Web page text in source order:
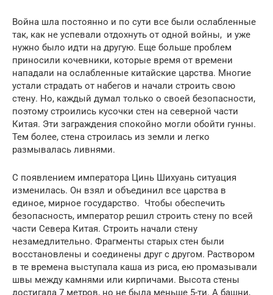
Война шла постоянно и по сути все были ослабленные
так, как не успевали отдохнуть от одной войны, и уже
нужно было идти на другую. Еще больше проблем
приносили кочевники, которые время от времени
нападали на ослабленные китайские царства. Многие
устали страдать от набегов и начали строить свою
стену. Но, каждый думал только о своей безопасности,
поэтому строились кусочки стен на северной части
Китая. Эти заграждения спокойно могли обойти гунны.
Тем более, стена строилась из земли и легко
размывалась ливнями.
С появлением императора Цинь Шихуань ситуация
изменилась. Он взял и объединил все царства в
единое, мирное государство. Чтобы обеспечить
безопасность, император решил строить стену по всей
части Севера Китая. Строить начали стену
незамедлительно. Фрагменты старых стен были
восстановлены и соединены друг с другом. Раствором
в те времена выступала каша из риса, ею промазывали
швы между камнями или кирпичами. Высота стены
достигала 7 метров, но не была меньше 5-ти. А башни,